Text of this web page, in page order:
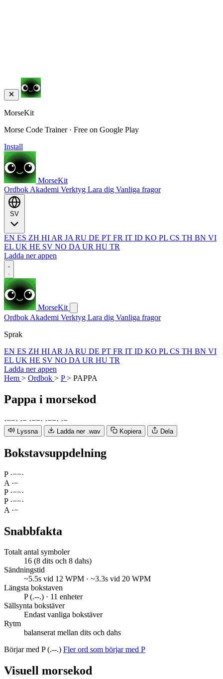
MorseKit
Morse Code Trainer · Free on Google Play
Install
MorseKit
Ordbok Akademi Verktyg Lara dig Vanliga fragor
EN ES ZH HI AR JA RU DE PT FR IT ID KO PL CS TH BN VI
EL UK HE SV NO DA UR HU TR
Ladda ner appen
MorseKit
Ordbok Akademi Verktyg Lara dig Vanliga fragor
Sprak
EN ES ZH HI AR JA RU DE PT FR IT ID KO PL CS TH BN VI
EL UK HE SV NO DA UR HU TR
Ladda ner appen
Hem > Ordbok > P> PAPPA
Pappa i morsekod
·−−· ·− ·−−· ·−−· ·−
Lyssna Ladda ner .wav Kopiera Dela
Bokstavsuppdelning
P ·−−·
A ·−
P ·−−·
P ·−−·
A ·−
Snabbfakta
Totalt antal symboler
16 (8 dits och 8 dahs)
Sändningstid
~5.5s vid 12 WPM · ~3.3s vid 20 WPM
Längsta bokstaven
P (.--.) · 11 enheter
Sällsynta bokstäver
Endast vanliga bokstäver
Rytm
balanserat mellan dits och dahs
Börjar med P (.--.) Fler ord som börjar med P
Visuell morsekod